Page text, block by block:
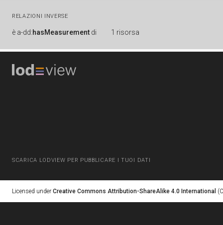
RELAZIONI INVERSE
è a-dd:hasMeasurement di 1 risorsa
SCARICA LODVIEW PER PUBBLICARE I TUOI DATI
Licensed under Creative Commons Attribution-ShareAlike 4.0 International